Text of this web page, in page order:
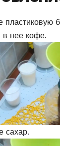
пластиковую
в нее кофе.
сахар.